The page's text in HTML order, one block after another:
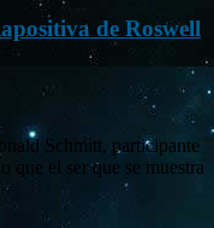
de Roswell
Schmitt, participante
que el ser que se muestra